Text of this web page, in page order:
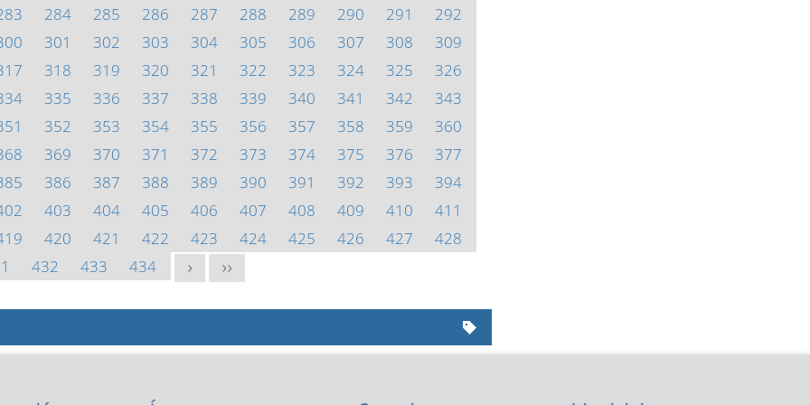
284 285 286 287 288 289 290 291
292
301 302 303 304 305 306 307 308
309
318 319 320 321 322 323 324 325
326
335 336 337 338 339 340 341 342
343
352 353 354 355 356 357 358 359
360
369 370 371 372 373 374 375 376
377
386 387 388 389 390 391 392 393
394
403 404 405 406 407 408 409 410
411
420 421 422 423 424 425 426 427
428
432 433 434 > >>